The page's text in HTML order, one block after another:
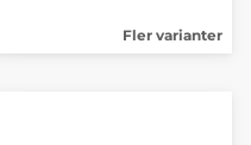
Tyg pg.3 Jena 26
Fler varianter